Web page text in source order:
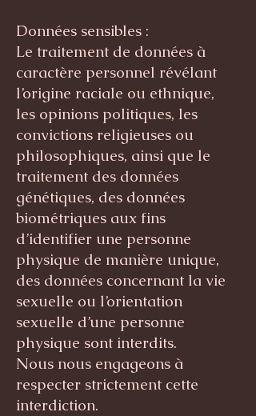
Données sensibles :
Le traitement de données à
caractère personnel révélant
l’origine raciale ou ethnique,
les opinions politiques, les
convictions religieuses ou
philosophiques, ainsi que le
traitement des données
génétiques, des données
biométriques aux fins
d’identifier une personne
physique de manière unique,
des données concernant la vie
sexuelle ou l’orientation
sexuelle d’une personne
physique sont interdits.
Nous nous engageons à
respecter strictement cette
interdiction.